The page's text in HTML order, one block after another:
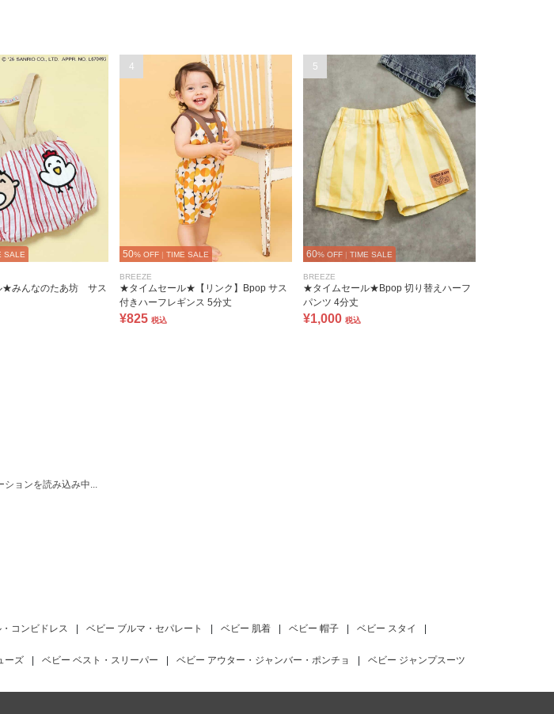
SALE
★みんなのたあ坊 サス
4
50% OFF | TIME SALE
BREEZE
★タイムセール★【リンク】Bpop サス
付きハーフレギンス 5分丈
¥825 税込
5
60% OFF | TIME SALE
BREEZE
★タイムセール★Bpop 切り替えハーフ
パンツ 4分丈
¥1,000 税込
ョンを読み込み中...
コンビドレス | ベビー ブルマ・セパレート | ベビー 肌着 | ベビー 帽子 | ベビー スタイ |
ーズ | ベビー ベスト・スリーパー | ベビー アウター・ジャンバー・ポンチョ | ベビー ジャンプスーツ